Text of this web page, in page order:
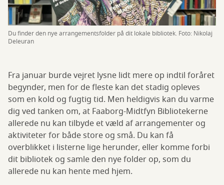
Du finder den nye arrangementsfolder på dit lokale bibliotek. Foto: Nikolaj
Deleuran
Fra januar burde vejret lysne lidt mere op indtil foråret
begynder, men for de fleste kan det stadig opleves
som en kold og fugtig tid. Men heldigvis kan du varme
dig ved tanken om, at Faaborg-Midtfyn Bibliotekerne
allerede nu kan tilbyde et væld af arrangementer og
aktiviteter for både store og små. Du kan få
overblikket i listerne lige herunder, eller komme forbi
dit bibliotek og samle den nye folder op, som du
allerede nu kan hente med hjem.